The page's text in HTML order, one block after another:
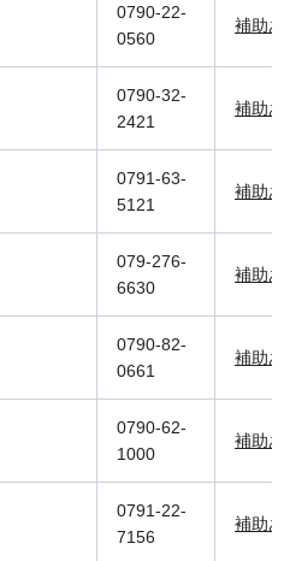
0790-22-
0560
補助
0790-32-
2421
補助
0791-63-
5121
補助
079-276-
6630
補助
0790-82-
0661
補助
0790-62-
1000
補助
0791-22-
7156
補助